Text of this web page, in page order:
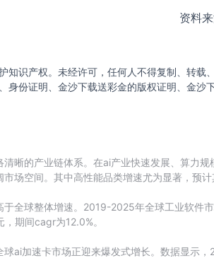
资料
知识产权。未经许可，任何人不得复制、转
身份证明、金沙下载送彩金的版权证明、金沙
晰的产业链体系。在ai产业快速发展、算力
场空间。其中高性能品类增速尤为显著，预
全球整体增速。2019-2025年全球工业软件
期间cagr为12.0%。
ai加速卡市场正迎来爆发式增长。数据显示